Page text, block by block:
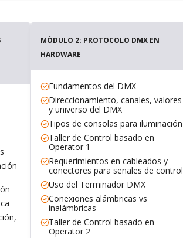
MÓDULO 2: PROTOCOLO DMX EN
HARDWARE
Fundamentos del DMX
Direccionamiento, canales, valores
y universo del DMX
Tipos de consolas para iluminación
Taller de Control basado en
Operator 1
Requerimientos en cableados y
conectores para señales de control
Uso del Terminador DMX
Conexiones alámbricas vs
inalámbricas
Taller de Control basado en
Operator 2